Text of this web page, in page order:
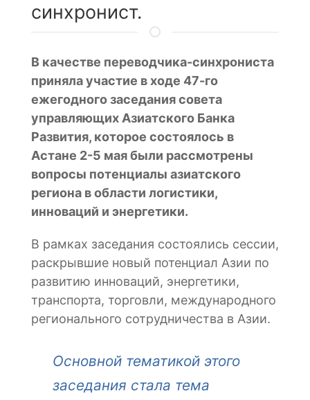
синхронист.
В качестве переводчика-синхрониста
приняла участие в ходе 47-го
ежегодного заседания совета
управляющих Азиатского Банка
Развития, которое состоялось в
Астане 2-5 мая были рассмотрены
вопросы потенциалы азиатского
региона в области логистики,
инноваций и энергетики.
В рамках заседания состоялись сессии,
раскрывшие новый потенциал Азии по
развитию инноваций, энергетики,
транспорта, торговли, международного
регионального сотрудничества в Азии.
Основной тематикой этого
заседания стала тема